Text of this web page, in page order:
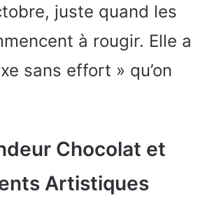
juste quand les
à rougir. Elle a
sans effort » qu’on
Chocolat et
Artistiques